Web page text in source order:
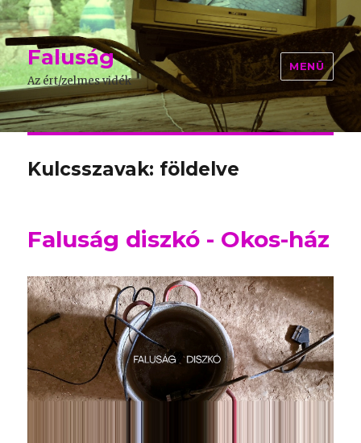
Faluság
Az ért/zelmes vidék
MENÜ
Kulcsszavak: földelve
Faluság diszkó - Okos-ház